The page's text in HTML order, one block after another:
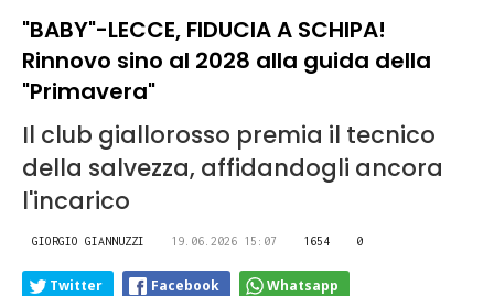
"BABY"-LECCE, FIDUCIA A SCHIPA!
Rinnovo sino al 2028 alla guida della
"Primavera"
Il club giallorosso premia il tecnico
della salvezza, affidandogli ancora
l'incarico
GIORGIO GIANNUZZI 19.06.2026 15:07 1654 0
Twitter Facebook Whatsapp